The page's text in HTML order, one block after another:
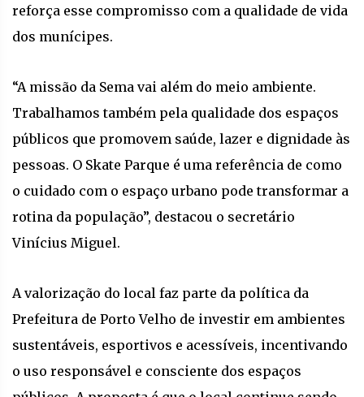
reforça esse compromisso com a qualidade de vida
dos munícipes.
“A missão da Sema vai além do meio ambiente.
Trabalhamos também pela qualidade dos espaços
públicos que promovem saúde, lazer e dignidade às
pessoas. O Skate Parque é uma referência de como
o cuidado com o espaço urbano pode transformar a
rotina da população”, destacou o secretário
Vinícius Miguel.
A valorização do local faz parte da política da
Prefeitura de Porto Velho de investir em ambientes
sustentáveis, esportivos e acessíveis, incentivando
o uso responsável e consciente dos espaços